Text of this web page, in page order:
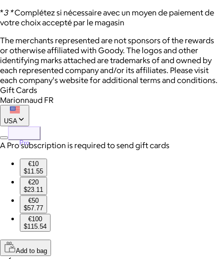
*3 *Complétez si nécessaire avec un moyen de paiement de
votre choix accepté par le magasin
The merchants represented are not sponsors of the rewards
or otherwise affiliated with Goody. The logos and other
identifying marks attached are trademarks of and owned by
each represented company and/or its affiliates. Please visit
each company's website for additional terms and conditions.
Gift Cards
Marionnaud FR
USA
Pro
A Pro subscription is required to send gift cards
€10
$11.55
€20
$23.11
€50
$57.77
€100
$115.54
Add to bag